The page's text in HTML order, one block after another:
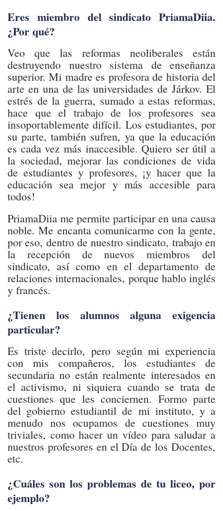
Eres miembro del sindicato PriamaDiia.
¿Por qué?
Veo que las reformas neoliberales están
destruyendo nuestro sistema de enseñanza
superior. Mi madre es profesora de historia del
arte en una de las universidades de Járkov. El
estrés de la guerra, sumado a estas reformas,
hace que el trabajo de los profesores sea
insoportablemente difícil. Los estudiantes, por
su parte, también sufren, ya que la educación
es cada vez más inaccesible. Quiero ser útil a
la sociedad, mejorar las condiciones de vida
de estudiantes y profesores, ¡y hacer que la
educación sea mejor y más accesible para
todos!
PriamaDiia me permite participar en una causa
noble. Me encanta comunicarme con la gente,
por eso, dentro de nuestro sindicato, trabajo en
la recepción de nuevos miembros del
sindicato, así como en el departamento de
relaciones internacionales, porque hablo inglés
y francés.
¿Tienen los alumnos alguna exigencia
particular?
Es triste decirlo, pero según mi experiencia
con mis compañeros, los estudiantes de
secundaria no están realmente interesados en
el activismo, ni siquiera cuando se trata de
cuestiones que les conciernen. Formo parte
del gobierno estudiantil de mi instituto, y a
menudo nos ocupamos de cuestiones muy
triviales, como hacer un vídeo para saludar a
nuestros profesores en el Día de los Docentes,
etc.
¿Cuáles son los problemas de tu liceo, por
ejemplo?